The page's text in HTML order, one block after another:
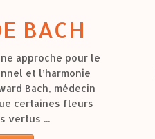
BACH
approche pour le
et l’harmonie
Bach, médecin
certaines fleurs
vertus ...